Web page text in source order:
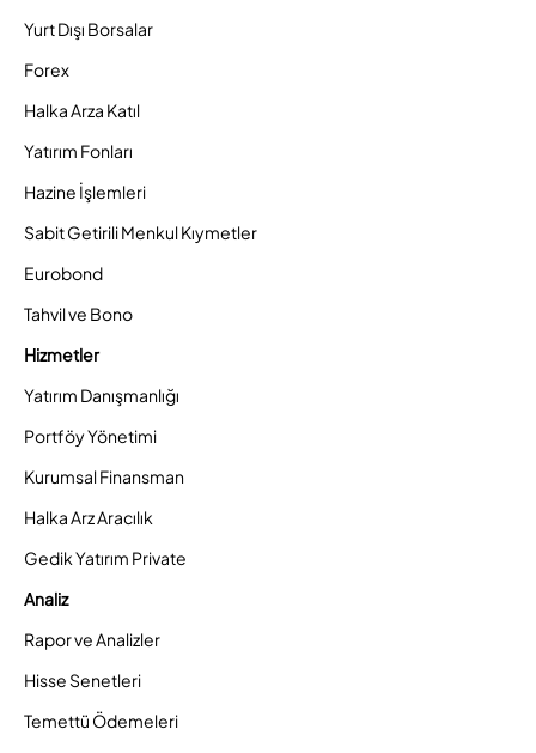
Yurt Dışı Borsalar
Forex
Halka Arza Katıl
Yatırım Fonları
Hazine İşlemleri
Sabit Getirili Menkul Kıymetler
Eurobond
Tahvil ve Bono
Hizmetler
Yatırım Danışmanlığı
Portföy Yönetimi
Kurumsal Finansman
Halka Arz Aracılık
Gedik Yatırım Private
Analiz
Rapor ve Analizler
Hisse Senetleri
Temettü Ödemeleri